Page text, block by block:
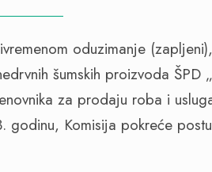
oduzimanje
šumskih proizvoda ŠPD
za prodaju roba i
godinu, Komisija pokreće